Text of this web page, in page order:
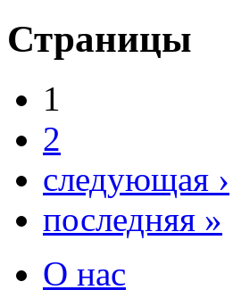
Страницы
1
2
следующая ›
последняя »
О нас